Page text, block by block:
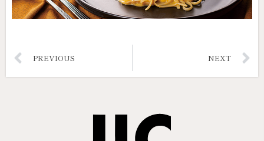
PREVIOUS NEXT